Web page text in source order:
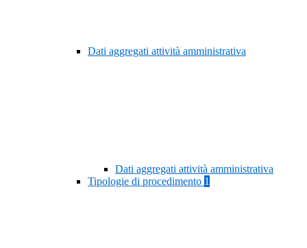
Dati aggregati attività amministrativa
Dati aggregati attività amministrativa
Tipologie di procedimento 1